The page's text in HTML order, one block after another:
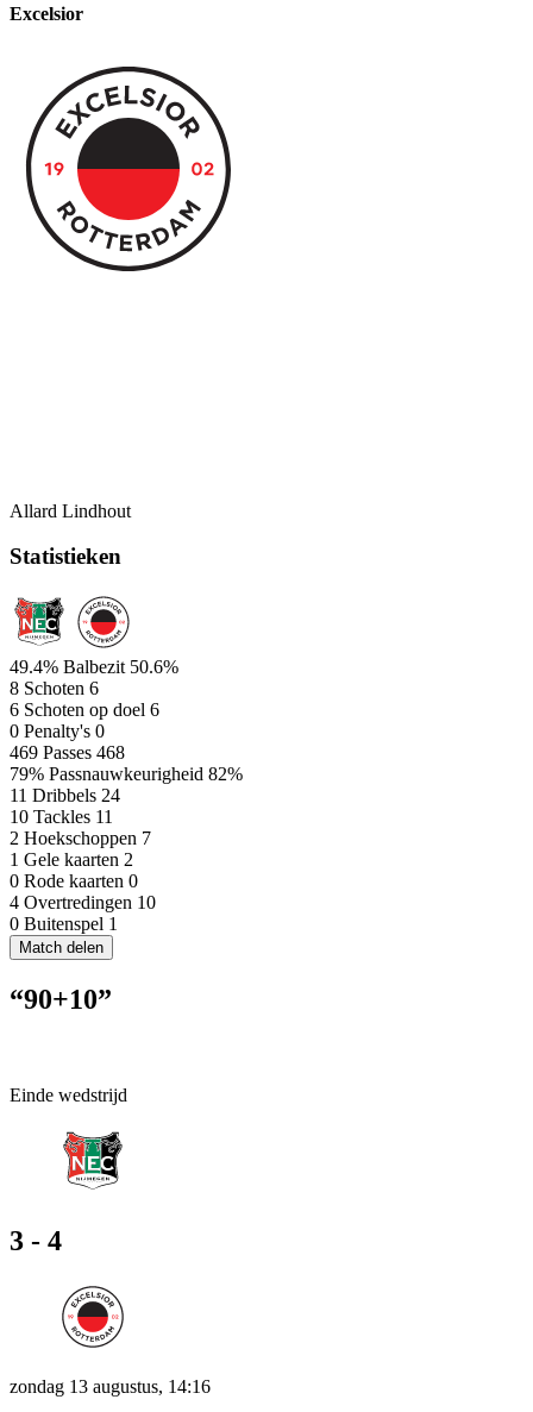
Excelsior
Allard Lindhout
Statistieken
49.4% Balbezit 50.6%
8 Schoten 6
6 Schoten op doel 6
0 Penalty's 0
469 Passes 468
79% Passnauwkeurigheid 82%
11 Dribbels 24
10 Tackles 11
2 Hoekschoppen 7
1 Gele kaarten 2
0 Rode kaarten 0
4 Overtredingen 10
0 Buitenspel 1
Match delen
“90+10”
Einde wedstrijd
3 - 4
zondag 13 augustus, 14:16